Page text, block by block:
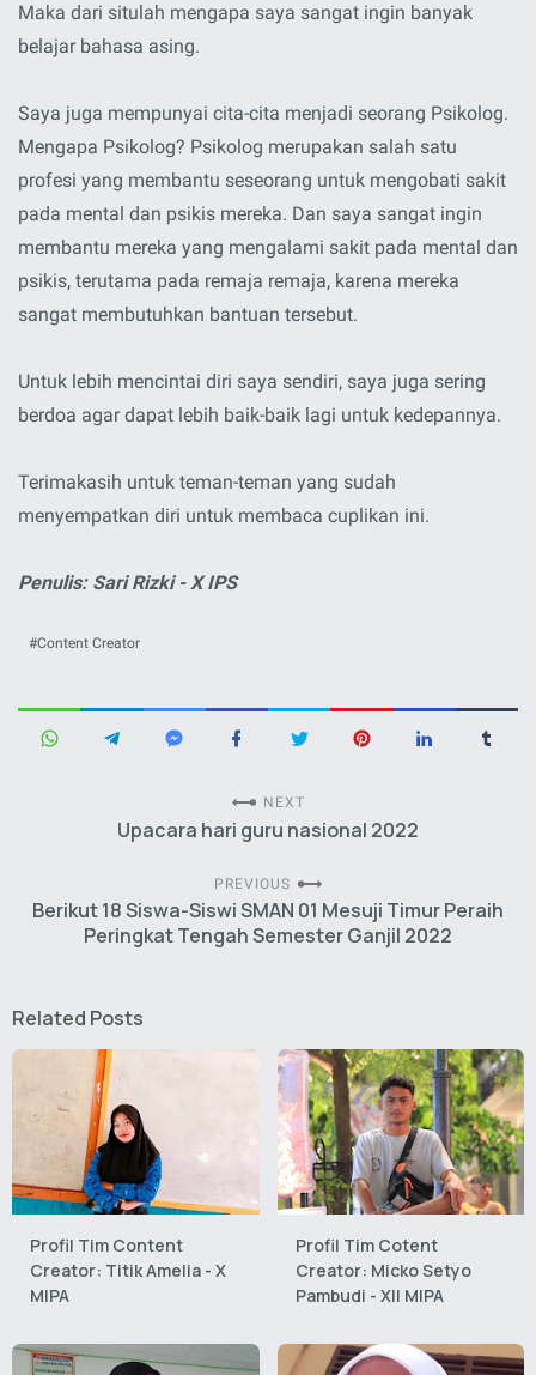
Maka dari situlah mengapa saya sangat ingin banyak
belajar bahasa asing.
Saya juga mempunyai cita-cita menjadi seorang Psikolog.
Mengapa Psikolog? Psikolog merupakan salah satu
profesi yang membantu seseorang untuk mengobati sakit
pada mental dan psikis mereka. Dan saya sangat ingin
membantu mereka yang mengalami sakit pada mental dan
psikis, terutama pada remaja remaja, karena mereka
sangat membutuhkan bantuan tersebut.
Untuk lebih mencintai diri saya sendiri, saya juga sering
berdoa agar dapat lebih baik-baik lagi untuk kedepannya.
Terimakasih untuk teman-teman yang sudah
menyempatkan diri untuk membaca cuplikan ini.
Penulis: Sari Rizki - X IPS
Content Creator
NEXT
Upacara hari guru nasional 2022
PREVIOUS
Berikut 18 Siswa-Siswi SMAN 01 Mesuji Timur Peraih
Peringkat Tengah Semester Ganjil 2022
Related Posts
Profil Tim Content
Creator: Titik Amelia - X
MIPA
Profil Tim Cotent
Creator: Micko Setyo
Pambudi - XII MIPA